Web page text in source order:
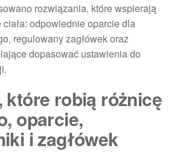
rozwiązania, które wspierają
ciała: odpowiednie oparcie dla
regulowany zagłówek oraz
dopasować ustawienia do
które robią różnicę
oparcie,
i zagłówek